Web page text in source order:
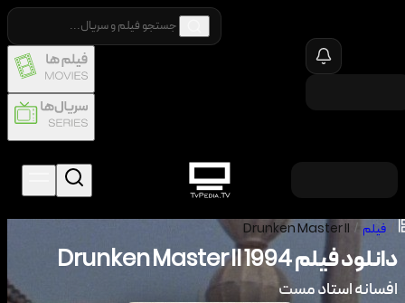
فیلم /
Drunken Master II
دانلود فیلم1994
Drunken Master II
افسانه استاد مست